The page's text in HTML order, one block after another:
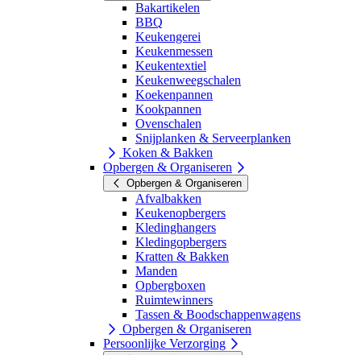
Bakartikelen
BBQ
Keukengerei
Keukenmessen
Keukentextiel
Keukenweegschalen
Koekenpannen
Kookpannen
Ovenschalen
Snijplanken & Serveerplanken
Koken & Bakken
Opbergen & Organiseren
Opbergen & Organiseren
Afvalbakken
Keukenopbergers
Kledinghangers
Kledingopbergers
Kratten & Bakken
Manden
Opbergboxen
Ruimtewinners
Tassen & Boodschappenwagens
Opbergen & Organiseren
Persoonlijke Verzorging